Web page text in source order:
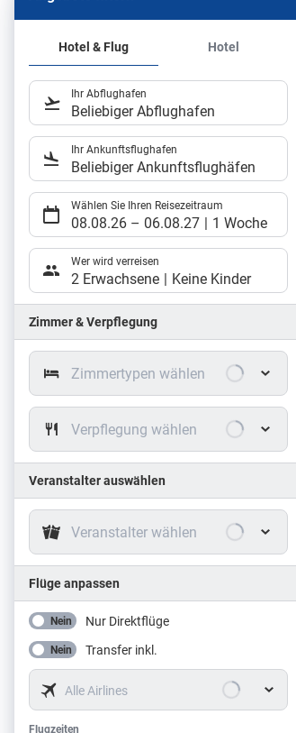
Hotel & Flug Hotel
Ihr Abflughafen
Beliebiger Abflughafen
Ihr Ankunftsflughafen
Beliebiger Ankunftsflughäfen
Wählen Sie Ihren Reisezeitraum
08.08.26 – 06.08.27 1 Woche
Wer wird verreisen
2 Erwachsene Keine Kinder
Zimmer & Verpflegung
Zimmertypen wählen
Verpflegung wählen
Veranstalter auswählen
Veranstalter wählen
Flüge anpassen
Nein Nur Direktflüge
Nein Transfer inkl.
Alle Airlines
Flugzeiten
Flugzeiten